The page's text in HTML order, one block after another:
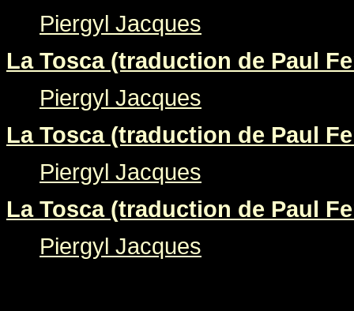
Piergyl Jacques
La Tosca (traduction de Paul
Piergyl Jacques
La Tosca (traduction de Paul
Piergyl Jacques
La Tosca (traduction de Paul
Piergyl Jacques